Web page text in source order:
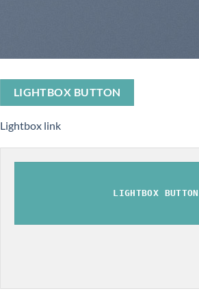
LIGHTBOX BUTTON
Lightbox link
LIGHTBOX BUTTON